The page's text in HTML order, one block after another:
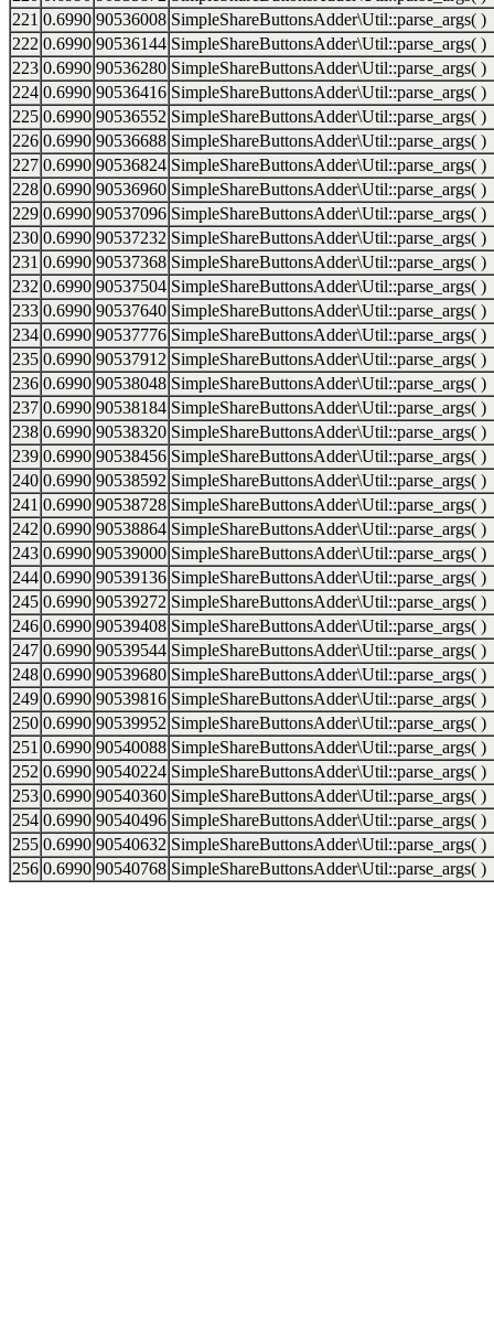
221 0.6990 90536008 SimpleShareButtonsAdder\Util::parse_args( )
222 0.6990 90536144 SimpleShareButtonsAdder\Util::parse_args( )
223 0.6990 90536280 SimpleShareButtonsAdder\Util::parse_args( )
224 0.6990 90536416 SimpleShareButtonsAdder\Util::parse_args( )
225 0.6990 90536552 SimpleShareButtonsAdder\Util::parse_args( )
226 0.6990 90536688 SimpleShareButtonsAdder\Util::parse_args( )
227 0.6990 90536824 SimpleShareButtonsAdder\Util::parse_args( )
228 0.6990 90536960 SimpleShareButtonsAdder\Util::parse_args( )
229 0.6990 90537096 SimpleShareButtonsAdder\Util::parse_args( )
230 0.6990 90537232 SimpleShareButtonsAdder\Util::parse_args( )
231 0.6990 90537368 SimpleShareButtonsAdder\Util::parse_args( )
232 0.6990 90537504 SimpleShareButtonsAdder\Util::parse_args( )
233 0.6990 90537640 SimpleShareButtonsAdder\Util::parse_args( )
234 0.6990 90537776 SimpleShareButtonsAdder\Util::parse_args( )
235 0.6990 90537912 SimpleShareButtonsAdder\Util::parse_args( )
236 0.6990 90538048 SimpleShareButtonsAdder\Util::parse_args( )
237 0.6990 90538184 SimpleShareButtonsAdder\Util::parse_args( )
238 0.6990 90538320 SimpleShareButtonsAdder\Util::parse_args( )
239 0.6990 90538456 SimpleShareButtonsAdder\Util::parse_args( )
240 0.6990 90538592 SimpleShareButtonsAdder\Util::parse_args( )
241 0.6990 90538728 SimpleShareButtonsAdder\Util::parse_args( )
242 0.6990 90538864 SimpleShareButtonsAdder\Util::parse_args( )
243 0.6990 90539000 SimpleShareButtonsAdder\Util::parse_args( )
244 0.6990 90539136 SimpleShareButtonsAdder\Util::parse_args( )
245 0.6990 90539272 SimpleShareButtonsAdder\Util::parse_args( )
246 0.6990 90539408 SimpleShareButtonsAdder\Util::parse_args( )
247 0.6990 90539544 SimpleShareButtonsAdder\Util::parse_args( )
248 0.6990 90539680 SimpleShareButtonsAdder\Util::parse_args( )
249 0.6990 90539816 SimpleShareButtonsAdder\Util::parse_args( )
250 0.6990 90539952 SimpleShareButtonsAdder\Util::parse_args( )
251 0.6990 90540088 SimpleShareButtonsAdder\Util::parse_args( )
252 0.6990 90540224 SimpleShareButtonsAdder\Util::parse_args( )
253 0.6990 90540360 SimpleShareButtonsAdder\Util::parse_args( )
254 0.6990 90540496 SimpleShareButtonsAdder\Util::parse_args( )
255 0.6990 90540632 SimpleShareButtonsAdder\Util::parse_args( )
256 0.6990 90540768 SimpleShareButtonsAdder\Util::parse_args( )